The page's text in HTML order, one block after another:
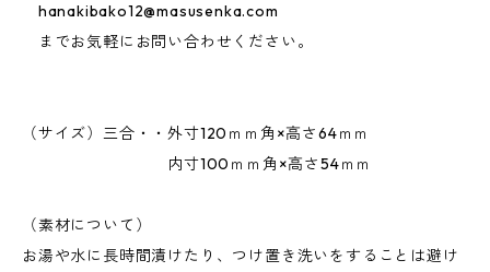
hanakibako12@masusenka.com
までお気軽にお問い合わせください。
（サイズ）三合・・外寸120ｍｍ角×高さ64ｍｍ
内寸100ｍｍ角×高さ54ｍｍ
（素材について）
お湯や水に長時間漬けたり、つけ置き洗いをすることは避け